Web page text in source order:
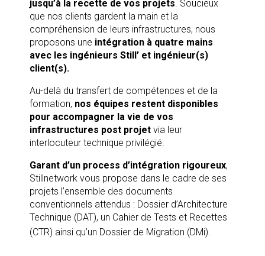
jusqu’à la recette de vos projets. Soucieux
que nos clients gardent la main et la
compréhension de leurs infrastructures, nous
proposons une intégration à quatre mains
avec les ingénieurs Still’ et ingénieur(s)
client(s).
Au-delà du transfert de compétences et de la
formation, nos équipes restent disponibles
pour accompagner la vie de vos
infrastructures post projet via leur
interlocuteur technique privilégié.
Garant d’un process d’intégration rigoureux,
Stillnetwork vous propose dans le cadre de ses
projets l’ensemble des documents
conventionnels attendus : Dossier d’Architecture
Technique (DAT), un Cahier de Tests et Recettes
(CTR) ainsi qu’un Dossier de Migration (DMi).